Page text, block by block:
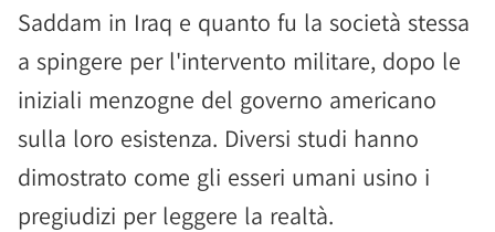
Saddam in Iraq e quanto fu la società stessa
a spingere per l'intervento militare, dopo le
iniziali menzogne del governo americano
sulla loro esistenza. Diversi studi hanno
dimostrato come gli esseri umani usino i
pregiudizi per leggere la realtà.